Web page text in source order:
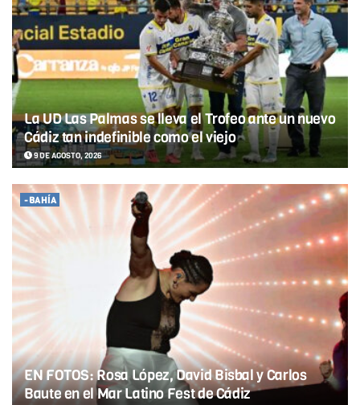
La UD Las Palmas se lleva el Trofeo ante un nuevo
Cádiz tan indefinible como el viejo
9 DE AGOSTO, 2026
-BAHÍA
EN FOTOS: Rosa López, David Bisbal y Carlos
Baute en el Mar Latino Fest de Cádiz